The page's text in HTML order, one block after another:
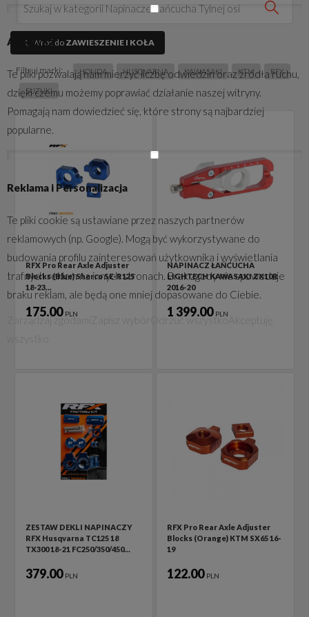
Wróć do ZAWIESZENIE I KOŁA
Filtruj marki: HONDA HUSQVARNA KAWASAKI KTM RFX
SUZUKI
RFX Pro Rear Axle Adjuster
Blocks (Blue) Sherco SE-R125
18-23…
175.00 PLN
NAPINACZ ŁAŃCUCHA
LIGHTECH KAWASAKI ZX10R
2016-20
1 399.00 PLN
ZESTAW DEKLI NAPINACZY
RFX Husqvarna TC125 18
TX300 18-21 FC250/350/450…
379.00 PLN
RFX Pro Rear Axle Adjuster
Blocks (Orange) KTM SX65 16-
19
122.00 PLN
Analityka
Te pliki pozwalają nam mierzyć liczbę odwiedzin oraz źródła ruchu,
dzięki czemu możemy poprawiać działanie naszej witryny.
Pomagają nam dowiedzieć się, które strony są najbardziej
popularne.
Reklama i Personalizacja
Te pliki cookie są ustawiane przez naszych partnerów
reklamowych (np. Google). Mogą być wykorzystywane do
budowania profilu zainteresowań użytkownika i wyświetlania
trafnych reklam na innych stronach. Brak zgody nie spowoduje
braku reklam, ale będą one mniej dopasowane do Ciebie.
Zarządzaj zgodami Odrzuć wszystko